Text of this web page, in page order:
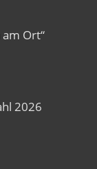
Ort“
2026